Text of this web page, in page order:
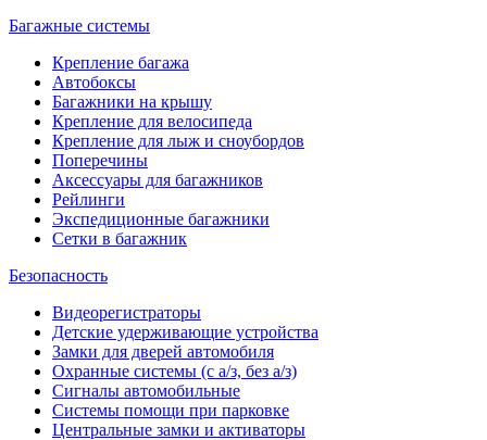
Багажные системы
Крепление багажа
Автобоксы
Багажники на крышу
Крепление для велосипеда
Крепление для лыж и сноубордов
Поперечины
Аксессуары для багажников
Рейлинги
Экспедиционные багажники
Сетки в багажник
Безопасность
Видеорегистраторы
Детские удерживающие устройства
Замки для дверей автомобиля
Охранные системы (с а/з, без а/з)
Сигналы автомобильные
Системы помощи при парковке
Центральные замки и активаторы